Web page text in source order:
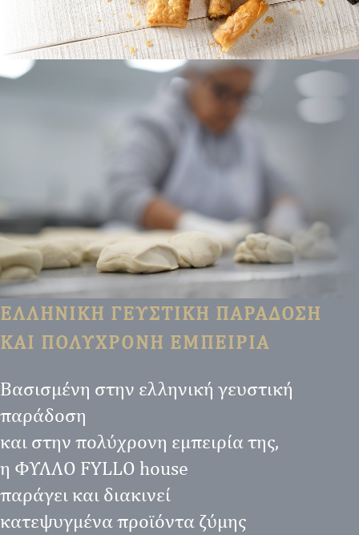
ΕΛΛΗΝΙΚΗ ΓΕΥΣΤΙΚΗ ΠΑΡΑΔΟΣΗ
ΚΑΙ ΠΟΛΥΧΡΟΝΗ ΕΜΠΕΙΡΙΑ
Βασισμένη στην ελληνική γευστική
παράδοση
και στην πολύχρονη εμπειρία της,
η ΦΥΛΛΟ FYLLO house
παράγει και διακινεί
κατεψυγμένα προϊόντα ζύμης